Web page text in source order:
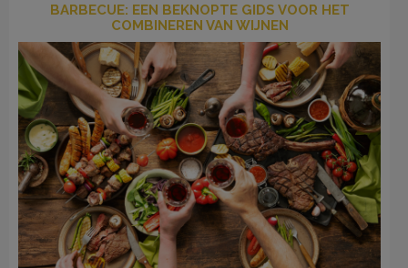
BARBECUE: EEN BEKNOPTE GIDS VOOR HET
COMBINEREN VAN WIJNEN